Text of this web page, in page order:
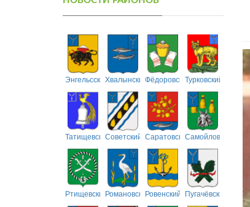
ЭнгельсскийХвалынскийФёдоровскийТурковский
ТатищевскийСоветский СаратовскийСамойловский
РтищевскийРомановскийРовенский Пугачёвский